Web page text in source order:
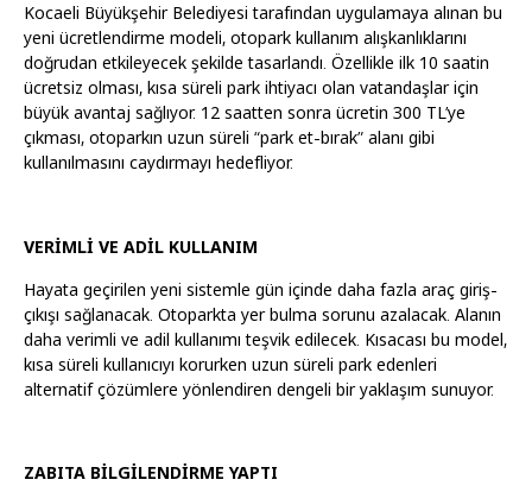
Kocaeli Büyükşehir Belediyesi tarafından uygulamaya alınan bu
yeni ücretlendirme modeli, otopark kullanım alışkanlıklarını
doğrudan etkileyecek şekilde tasarlandı. Özellikle ilk 10 saatin
ücretsiz olması, kısa süreli park ihtiyacı olan vatandaşlar için
büyük avantaj sağlıyor. 12 saatten sonra ücretin 300 TL’ye
çıkması, otoparkın uzun süreli “park et-bırak” alanı gibi
kullanılmasını caydırmayı hedefliyor.
VERİMLİ VE ADİL KULLANIM
Hayata geçirilen yeni sistemle gün içinde daha fazla araç giriş-
çıkışı sağlanacak. Otoparkta yer bulma sorunu azalacak. Alanın
daha verimli ve adil kullanımı teşvik edilecek. Kısacası bu model,
kısa süreli kullanıcıyı korurken uzun süreli park edenleri
alternatif çözümlere yönlendiren dengeli bir yaklaşım sunuyor.
ZABITA BİLGİLENDİRME YAPTI